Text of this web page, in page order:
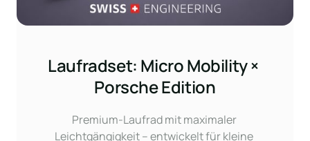
Laufradset: Micro Mobility ×
Porsche Edition
Premium-Laufrad mit maximaler
Leichtgängigkeit – entwickelt für kleine